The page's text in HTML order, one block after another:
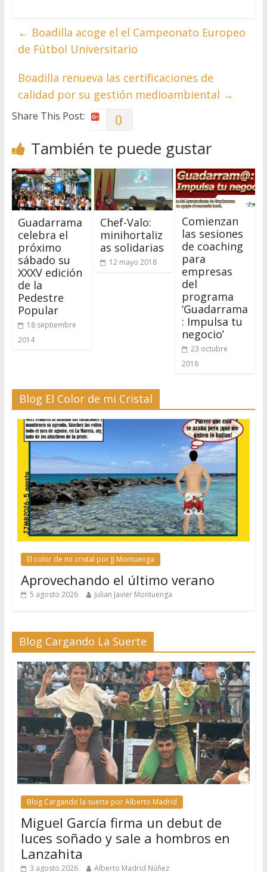
← Boadilla acoge el el Campeonato Europeo
de Fútbol Universitario
Boadilla renueva las certificaciones de
calidad por su gestión medioambiental →
Share This Post: 0
También te puede gustar
Guadarrama
celebra el
próximo
sábado su
XXXV edición
de la
Pedestre
Popular
18 septiembre
2014
Chef-Valo:
minihortaliz
as solidarias
12 mayo 2018
Comienzan
las sesiones
de coaching
para
empresas
del
programa
‘Guadarrama
: Impulsa tu
negocio’
23 octubre
2018
Blog El Color de mi Cristal
El color de mi cristal por JJ Montuenga
Aprovechando el último verano
5 agosto 2026 Julian Javier Montuenga
Blog Cargando La Suerte
Blog Cargando la suerte por Alberto Madrid
Miguel García firma un debut de
luces soñado y sale a hombros en
Lanzahita
3 agosto 2026 Alberto Madrid Núñez